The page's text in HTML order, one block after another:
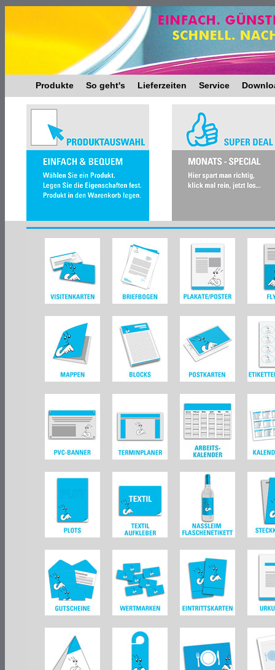
Produkte So geht's Lieferzeiten Service